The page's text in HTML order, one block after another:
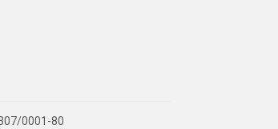
0001-80